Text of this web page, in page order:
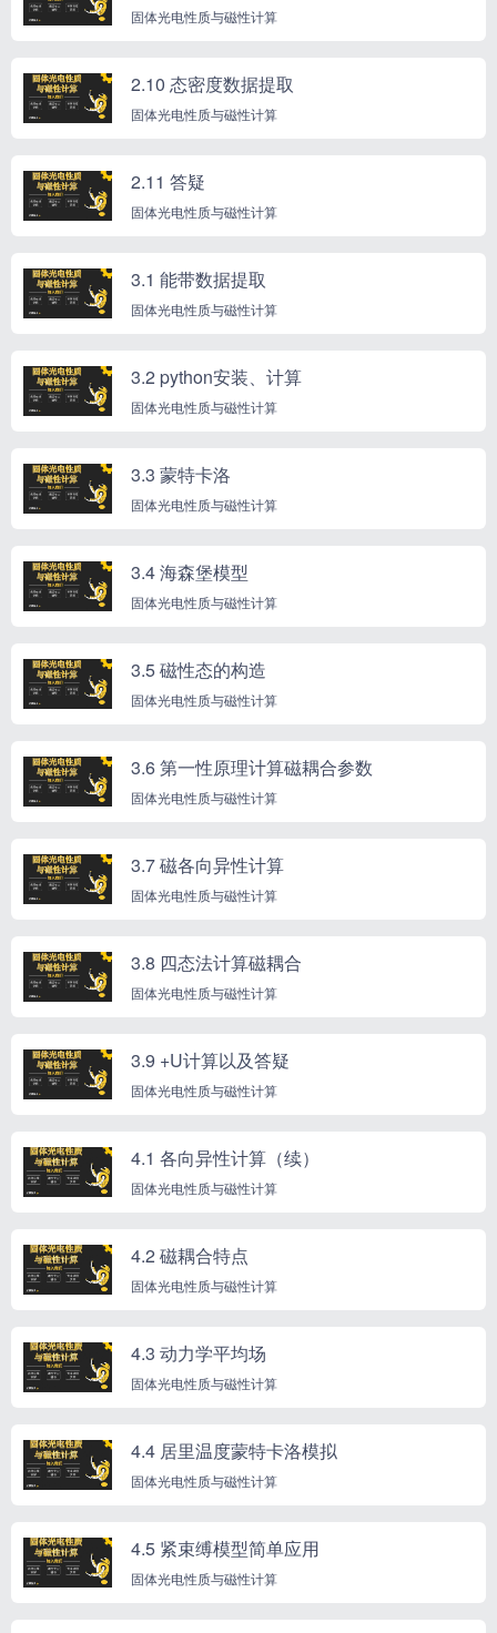
固体光电性质与磁性计算
2.10 态密度数据提取
固体光电性质与磁性计算
2.11 答疑
固体光电性质与磁性计算
3.1 能带数据提取
固体光电性质与磁性计算
3.2 python安装、计算
固体光电性质与磁性计算
3.3 蒙特卡洛
固体光电性质与磁性计算
3.4 海森堡模型
固体光电性质与磁性计算
3.5 磁性态的构造
固体光电性质与磁性计算
3.6 第一性原理计算磁耦合参数
固体光电性质与磁性计算
3.7 磁各向异性计算
固体光电性质与磁性计算
3.8 四态法计算磁耦合
固体光电性质与磁性计算
3.9 +U计算以及答疑
固体光电性质与磁性计算
4.1 各向异性计算（续）
固体光电性质与磁性计算
4.2 磁耦合特点
固体光电性质与磁性计算
4.3 动力学平均场
固体光电性质与磁性计算
4.4 居里温度蒙特卡洛模拟
固体光电性质与磁性计算
4.5 紧束缚模型简单应用
固体光电性质与磁性计算